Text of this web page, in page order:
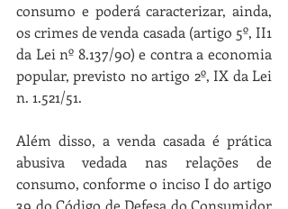
consumo e poderá caracterizar, ainda,
os crimes de venda casada (artigo 5º, II1
da Lei nº 8.137/90) e contra a economia
popular, previsto no artigo 2º, IX da Lei
n. 1.521/51.
Além disso, a venda casada é prática
abusiva vedada nas relações de
consumo, conforme o inciso I do artigo
39 do Código de Defesa do Consumidor